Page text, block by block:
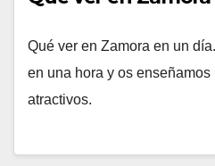
Qué ver en Zamora en un
en una hora y os
atractivos.